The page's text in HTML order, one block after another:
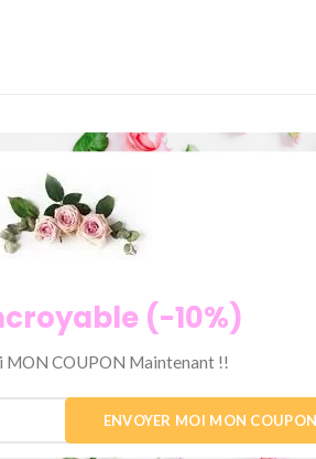
(-10%)
MON COUPON Maintenant !!